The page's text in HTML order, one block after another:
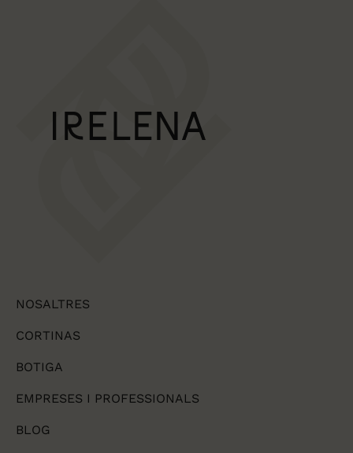
NOSALTRES
CORTINAS
BOTIGA
EMPRESES I PROFESSIONALS
BLOG